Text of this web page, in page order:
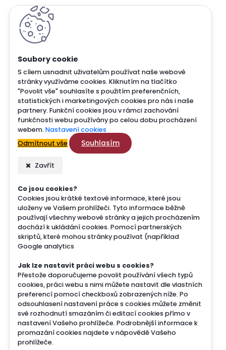
S cílem usnadnit uživatelům používat naše webové
stránky využíváme cookies. Kliknutím na tlačítko
"Povolit vše" souhlasíte s použitím preferenčních,
statistických i marketingových cookies pro nás i naše
partnery. Funkční cookies jsou v rámci zachování
funkčnosti webu používány po celou dobu procházení
webem. Nastavení cookies
Odmítnout vše
Souhlasím
Zavřít
Co jsou cookies?
Cookies jsou krátké textové informace, které jsou
uloženy ve Vašem prohlížeči. Tyto informace běžně
používají všechny webové stránky a jejich procházením
dochází k ukládání cookies. Pomocí partnerských
skriptů, které mohou stránky používat (například
Google analytics
Jak lze nastavit práci webu s cookies?
Přestože doporučujeme povolit používání všech typů
cookies, práci webu s nimi můžete nastavit dle vlastních
preferencí pomocí checkboxů zobrazených níže. Po
odsouhlasení nastavení práce s cookies můžete změnit
své rozhodnutí smazáním či editací cookies přímo v
nastavení Vašeho prohlížeče. Podrobnější informace k
promazání cookies najdete v nápovědě Vašeho
prohlížeče.